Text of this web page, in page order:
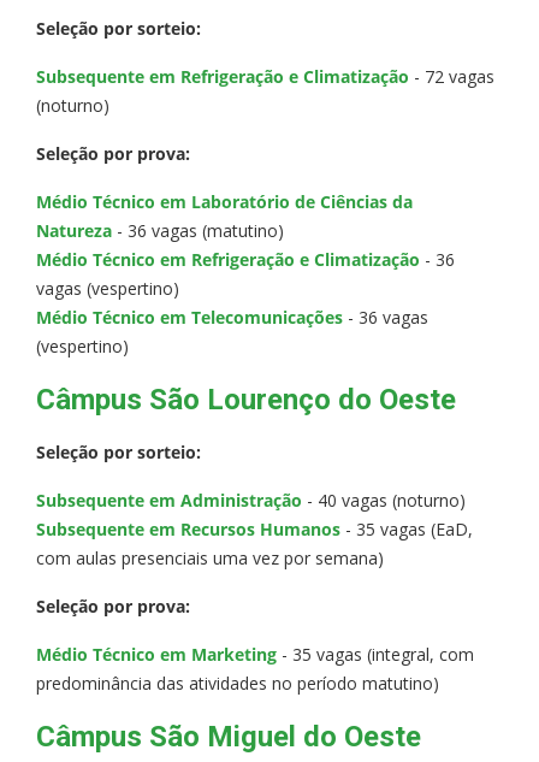
Seleção por sorteio:
Subsequente em Refrigeração e Climatização - 72 vagas
(noturno)
Seleção por prova:
Médio Técnico em Laboratório de Ciências da
Natureza - 36 vagas (matutino)
Médio Técnico em Refrigeração e Climatização - 36
vagas (vespertino)
Médio Técnico em Telecomunicações - 36 vagas
(vespertino)
Câmpus São Lourenço do Oeste
Seleção por sorteio:
Subsequente em Administração - 40 vagas (noturno)
Subsequente em Recursos Humanos - 35 vagas (EaD,
com aulas presenciais uma vez por semana)
Seleção por prova:
Médio Técnico em Marketing - 35 vagas (integral, com
predominância das atividades no período matutino)
Câmpus São Miguel do Oeste